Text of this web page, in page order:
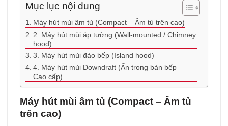
Mục lục nội dung
Máy hút mùi âm tủ (Compact – Âm tủ trên cao)
2. Máy hút mùi áp tường (Wall-mounted / Chimney
hood)
3. Máy hút mùi đảo bếp (Island hood)
4. Máy hút mùi Downdraft (Ẩn trong bàn bếp –
Cao cấp)
Máy hút mùi âm tủ (Compact – Âm tủ
trên cao)